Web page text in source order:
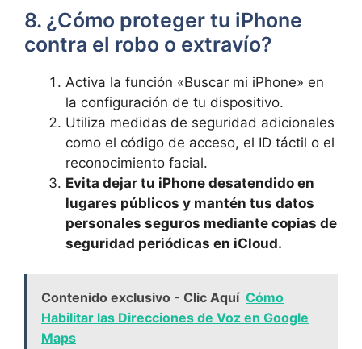
8. ⁢¿Cómo proteger tu iPhone⁤
contra el ⁤robo o extravío?
Activa la ‌función «Buscar mi iPhone» en
la configuración de tu dispositivo.
Utiliza medidas ⁢de seguridad adicionales⁢
como el ​código de⁢ acceso, el ​ID ⁣táctil⁢ o el
reconocimiento ‍facial.
Evita dejar tu iPhone desatendido en
lugares‌ públicos y mantén tus datos
personales ‌seguros mediante copias de⁢
seguridad periódicas en iCloud.
Contenido exclusivo - Clic Aquí Cómo
Habilitar las Direcciones de Voz en Google
Maps